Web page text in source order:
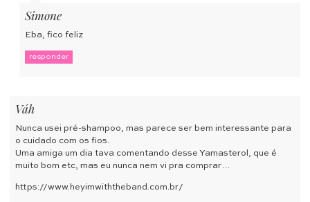
Simone
Eba, fico feliz
responder
Váh
Nunca usei pré-shampoo, mas parece ser bem interessante para
o cuidado com os fios.
Uma amiga um dia tava comentando desse Yamasterol, que é
muito bom etc, mas eu nunca nem vi pra comprar…
https://www.heyimwiththeband.com.br/